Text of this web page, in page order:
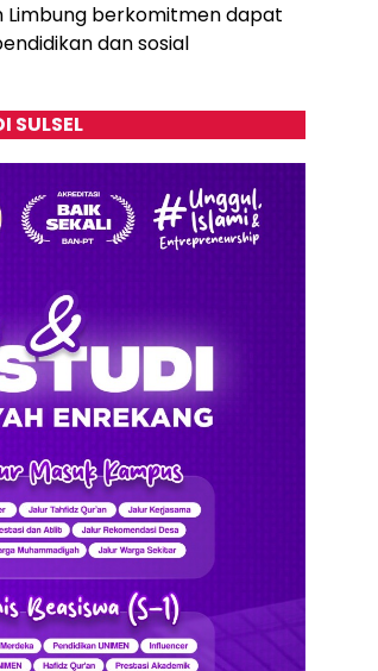
Limbung berkomitmen dapat
dan sosial
SULSEL